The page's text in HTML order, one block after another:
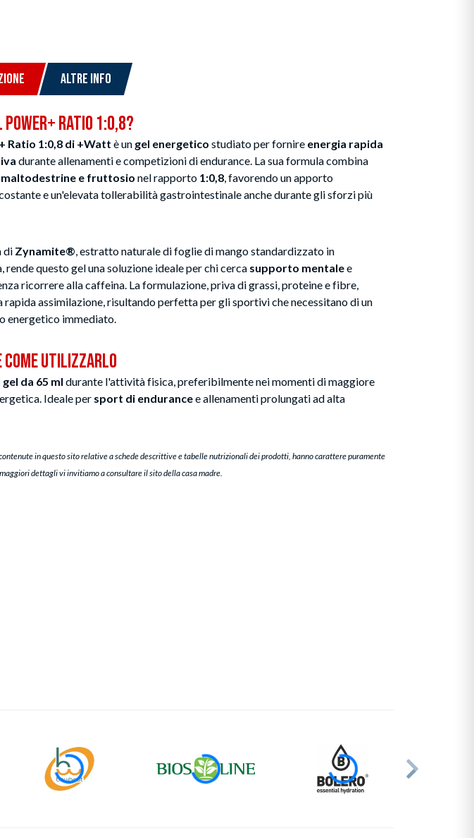
ALTRE INFO
Power+ Ratio 1:0,8?
Ratio 1:0,8 di +Watt è un gel energetico studiato per fornire energia rapida
durante allenamenti e competizioni di endurance. La sua formula combina
e fruttosio nel rapporto 1:0,8, favorendo un apporto
e un'elevata tollerabilità gastrointestinale anche durante gli sforzi più
di Zynamite® , estratto naturale di foglie di mango standardizzato in
rende questo gel una soluzione ideale per chi cerca supporto mentalee
ricorrere alla caffeina. La formulazione, priva di grassi, proteine e fibre,
rapida assimilazione, risultando perfetta per gli sportivi che necessitano di un
energetico immediato.
Come Utilizzarlo
gel da 65 ml durante l'attività fisica, preferibilmente nei momenti di maggiore
Ideale per sport di endurancee allenamenti prolungati ad alta
in questo sito relative a schede descrittive e tabelle nutrizionali dei prodotti, hanno carattere puramente
dettagli vi invitiamo a consultare il sito della casa madre.